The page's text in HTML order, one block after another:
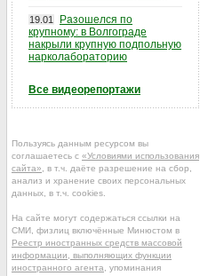
19.01
Разошелся по
крупному: в Волгограде
накрыли крупную подпольную
нарколабораторию
Все видеорепортажи
Пользуясь данным ресурсом вы
соглашаетесь с «Условиями использования
сайта» , в т.ч. даёте разрешение на сбор,
анализ и хранение своих персональных
данных, в т.ч. cookies.
На сайте могут содержаться ссылки на
СМИ, физлиц включённые Минюстом в
Реестр иностранных средств массовой
информации, выполняющих функции
иностранного агента , упоминания